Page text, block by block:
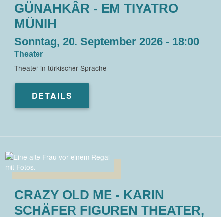
GÜNAHKÂR - EM TIYATRO
MÜNIH
Sonntag, 20. September 2026 - 18:00
Theater
Theater in türkischer Sprache
DETAILS
CRAZY OLD ME - KARIN
SCHÄFER FIGUREN THEATER,